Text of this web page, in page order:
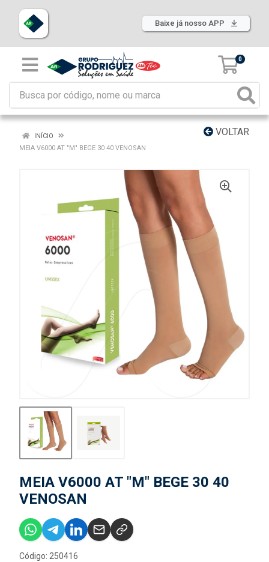
Baixe já nosso APP
0
VOLTAR
INÍCIO
MEIA V6000 AT "M" BEGE 30 40 VENOSAN
MEIA V6000 AT "M" BEGE 30 40
VENOSAN
Código: 250416